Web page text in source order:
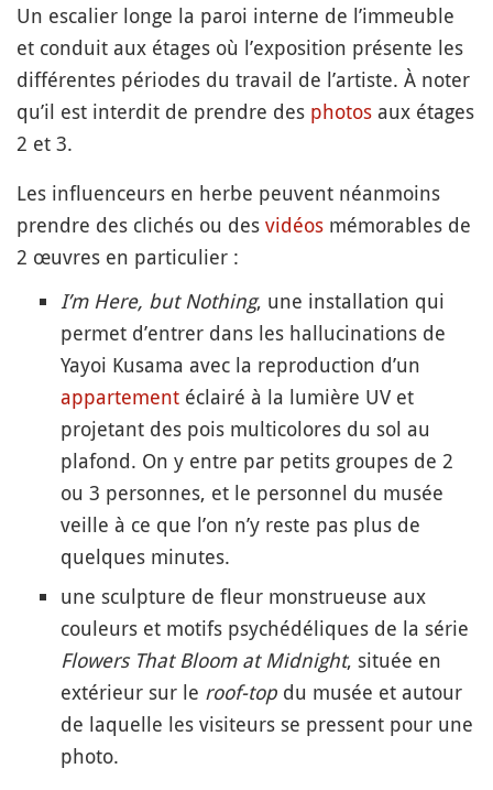
Un escalier longe la paroi interne de l’immeuble
et conduit aux étages où l’exposition présente les
différentes périodes du travail de l’artiste. À noter
qu’il est interdit de prendre des photos aux étages
2 et 3.
Les influenceurs en herbe peuvent néanmoins
prendre des clichés ou des vidéos mémorables de
2 œuvres en particulier :
I’m Here, but Nothing, une installation qui
permet d’entrer dans les hallucinations de
Yayoi Kusama avec la reproduction d’un
appartement éclairé à la lumière UV et
projetant des pois multicolores du sol au
plafond. On y entre par petits groupes de 2
ou 3 personnes, et le personnel du musée
veille à ce que l’on n’y reste pas plus de
quelques minutes.
une sculpture de fleur monstrueuse aux
couleurs et motifs psychédéliques de la série
Flowers That Bloom at Midnight, située en
extérieur sur le roof-top du musée et autour
de laquelle les visiteurs se pressent pour une
photo.